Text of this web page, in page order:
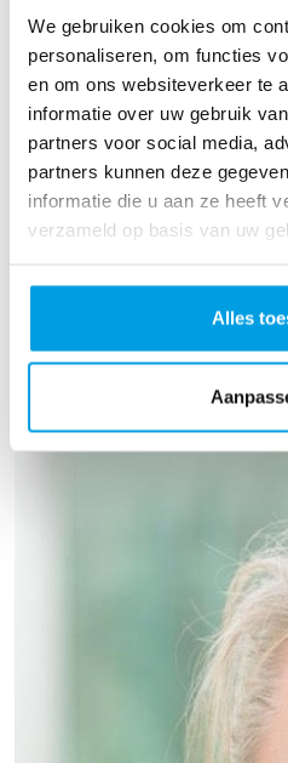
We gebruiken cookies om
personaliseren, om functies
en om ons websiteverkeer te
informatie over uw gebruik
partners voor social media,
partners kunnen deze
informatie die u aan ze heeft
verzameld op basis van uw
Alles
Nicky Kohlhoff
TOON
Ons